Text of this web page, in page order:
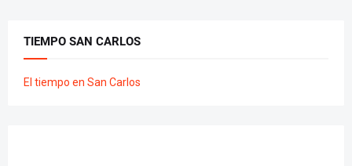
TIEMPO SAN CARLOS
El tiempo en San Carlos